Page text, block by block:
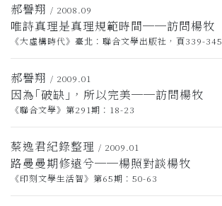
郝譽翔 / 2008.09
唯詩真理是真理規範時間──訪問楊牧
《大虛構時代》臺北：聯合文學出版社，頁339-345
郝譽翔 / 2009.01
因為｢破缺｣，所以完美──訪問楊牧
《聯合文學》第291期：18-23
蔡逸君紀錄整理 / 2009.01
路曼曼期修遠兮──楊照對談楊牧
《印刻文學生活智》第65期：50-63